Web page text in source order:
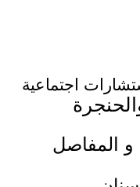
اجتماعية
المفاصل